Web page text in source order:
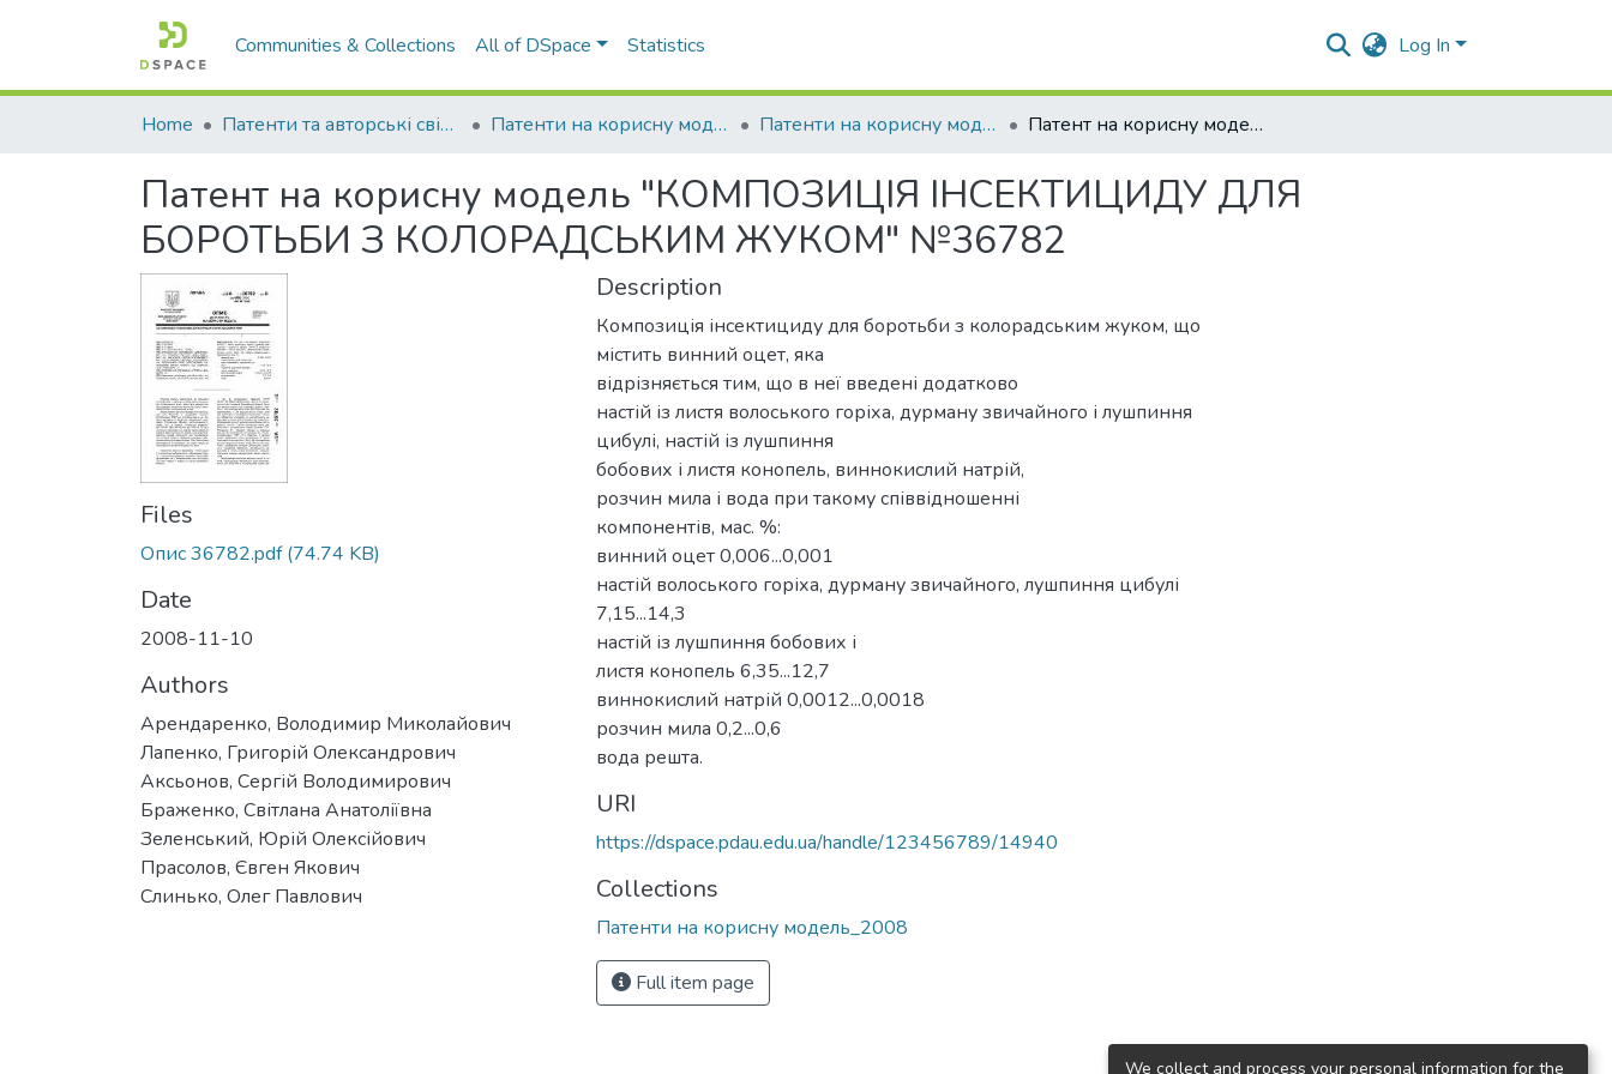
Communities & Collections All of DSpace Statistics Log In
Home Патенти та авторські свідоцтва Патенти на корисну модель Патенти на корисну модель_2008 Патент на корисну модель "КОМПОЗИЦІЯ ІНСЕКТИЦИДУ ДЛЯ БОРОТЬБИ З КОЛОРАДСЬКИМ ЖУКОМ" №36782
Патент на корисну модель "КОМПОЗИЦІЯ ІНСЕКТИЦИДУ ДЛЯ
БОРОТЬБИ З КОЛОРАДСЬКИМ ЖУКОМ" №36782
Files
Опис 36782.pdf(74.74 KB)
Date
2008-11-10
Authors
Арендаренко, Володимир Миколайович
Лапенко, Григорій Олександрович
Аксьонов, Сергій Володимирович
Браженко, Світлана Анатоліївна
Зеленський, Юрій Олексійович
Прасолов, Євген Якович
Слинько, Олег Павлович
Description
Композиція інсектициду для боротьби з колорадським жуком, що
містить винний оцет, яка
відрізняється тим, що в неї введені додатково
настій із листя волоського горіха, дурману звичайного і лушпиння
цибулі, настій із лушпиння
бобових і листя конопель, виннокислий натрій,
розчин мила і вода при такому співвідношенні
компонентів, мас. %:
винний оцет 0,006...0,001
настій волоського горіха, дурману звичайного, лушпиння цибулі
7,15...14,3
настій із лушпиння бобових і
листя конопель 6,35...12,7
виннокислий натрій 0,0012...0,0018
розчин мила 0,2...0,6
вода решта.
URI
https://dspace.pdau.edu.ua/handle/123456789/14940
Collections
Патенти на корисну модель_2008
Full item page
We collect and process your personal information for the